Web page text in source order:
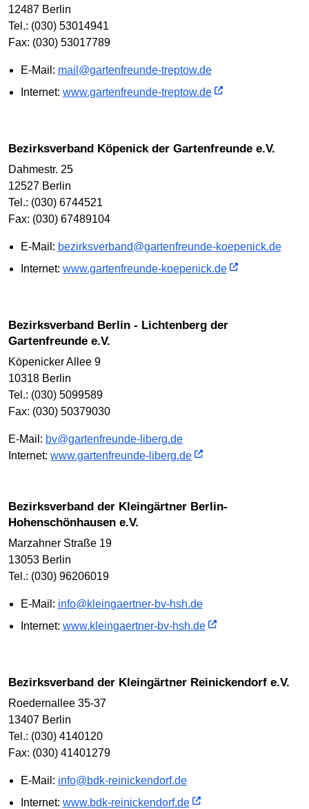
12487 Berlin
Tel.: (030) 53014941
Fax: (030) 53017789
E-Mail: mail@gartenfreunde-treptow.de
Internet: www.gartenfreunde-treptow.de
Bezirksverband Köpenick der Gartenfreunde e.V.
Dahmestr. 25
12527 Berlin
Tel.: (030) 6744521
Fax: (030) 67489104
E-Mail: bezirksverband@gartenfreunde-koepenick.de
Internet: www.gartenfreunde-koepenick.de
Bezirksverband Berlin - Lichtenberg der
Gartenfreunde e.V.
Köpenicker Allee 9
10318 Berlin
Tel.: (030) 5099589
Fax: (030) 50379030
E-Mail: bv@gartenfreunde-liberg.de
Internet: www.gartenfreunde-liberg.de
Bezirksverband der Kleingärtner Berlin-
Hohenschönhausen e.V.
Marzahner Straße 19
13053 Berlin
Tel.: (030) 96206019
E-Mail: info@kleingaertner-bv-hsh.de
Internet: www.kleingaertner-bv-hsh.de
Bezirksverband der Kleingärtner Reinickendorf e.V.
Roedernallee 35-37
13407 Berlin
Tel.: (030) 4140120
Fax: (030) 41401279
E-Mail: info@bdk-reinickendorf.de
Internet: www.bdk-reinickendorf.de